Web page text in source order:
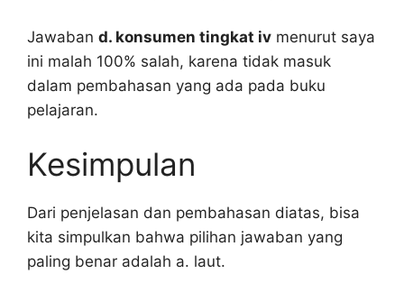
Jawaban d. konsumen tingkat iv menurut saya
ini malah 100% salah, karena tidak masuk
dalam pembahasan yang ada pada buku
pelajaran.
Kesimpulan
Dari penjelasan dan pembahasan diatas, bisa
kita simpulkan bahwa pilihan jawaban yang
paling benar adalah a. laut.